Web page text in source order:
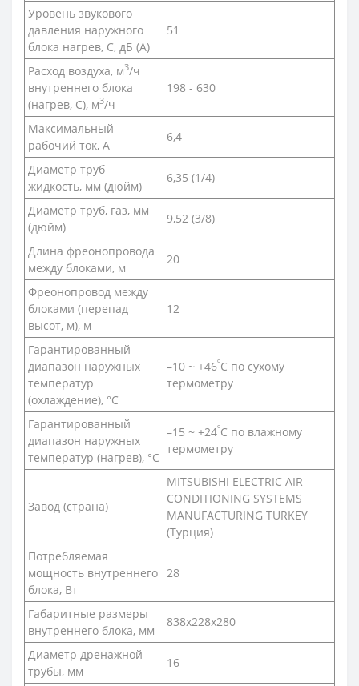
Уровень звукового
давления наружного
блока нагрев, С, дБ (А)
51
Расход воздуха, м3/ч
внутреннего блока
(нагрев, С), м3/ч
198 - 630
Максимальный
рабочий ток, А
6,4
Диаметр труб
жидкость, мм (дюйм)
6,35 (1/4)
Диаметр труб, газ, мм
(дюйм)
9,52 (3/8)
Длина фреонопровода
между блоками, м
20
Фреонопровод между
блоками (перепад
высот, м), м
12
Гарантированный
диапазон наружных
температур
(охлаждение), °С
–10 ~ +46ºC по сухому
термометру
Гарантированный
диапазон наружных
температур (нагрев), °С
–15 ~ +24ºC по влажному
термометру
Завод (страна)
MITSUBISHI ELECTRIC AIR
CONDITIONING SYSTEMS
MANUFACTURING TURKEY
(Турция)
Потребляемая
мощность внутреннего
блока, Вт
28
Габаритные размеры
внутреннего блока, мм
838x228x280
Диаметр дренажной
трубы, мм
16